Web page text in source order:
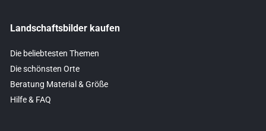
Landschaftsbilder kaufen
Die beliebtesten Themen
Die schönsten Orte
Beratung Material & Größe
Hilfe & FAQ